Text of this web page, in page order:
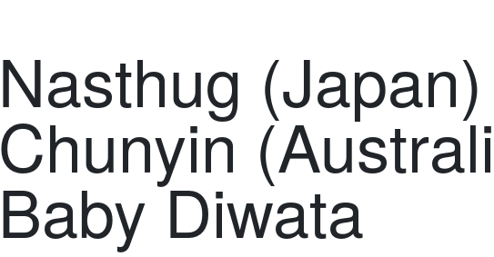
Nasthug
Chunyin
Baby Diwata